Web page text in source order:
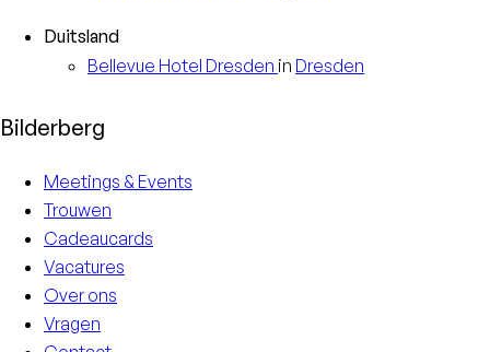
Duitsland
Bellevue Hotel Dresden in Dresden
Bilderberg
Meetings & Events
Trouwen
Cadeaucards
Vacatures
Over ons
Vragen